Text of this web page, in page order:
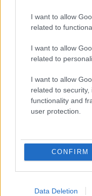
I want to allow
related to
I want to allow
related to
I want to allow
related to
functionality and
user protection.
CONFIRM
Data Deletion
Ελαστικά &
σε 2 λεπτά πριν το